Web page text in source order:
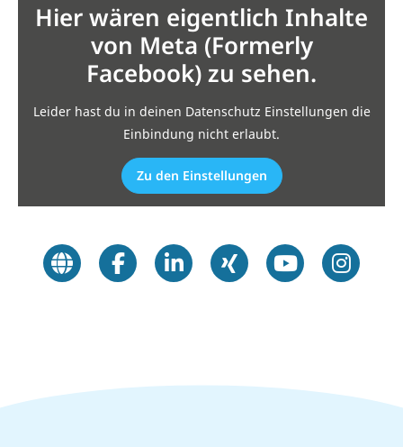
Hier wären eigentlich Inhalte
von Meta (Formerly
Facebook) zu sehen.
Leider hast du in deinen Datenschutz Einstellungen die
Einbindung nicht erlaubt.
Zu den Einstellungen